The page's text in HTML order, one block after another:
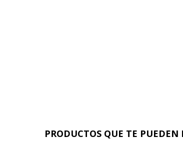
PRODUCTOS QUE TE PUEDEN